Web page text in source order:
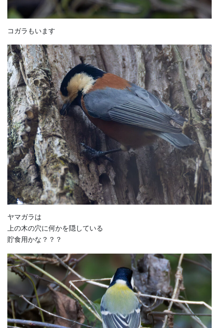
コガラもいます
ヤマガラは
上の木の穴に何かを隠している
貯食用かな？？？